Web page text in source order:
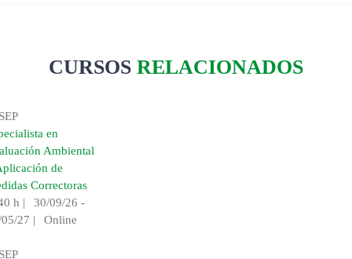
CURSOS RELACIONADOS
en
Ambiental
de
Correctoras
h |
30/09/26 -
27 | Online